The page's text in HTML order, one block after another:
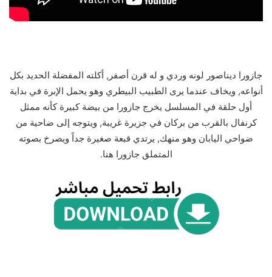
جازورا ديناصور لونه وردي و له قرن أصفر, أكلته المفضلة الحديد بكل
أنواعه, ويخاف عندما يرى الطبيب البيطري وهو يحمل الإبرة في بداية
أول حلقة في المسلسل يخرج جازورا من بيضة كبيرة كأنه ممثل
كرنفال بالقرب من بركان في جزيرة غريبة, ويتوجه إلى ضاحية من
ضواحي اليابان وهو منهك, يرتدي قبعة صغيرة جداً ويصرخ بصوته
المتملق جازورا هنا.